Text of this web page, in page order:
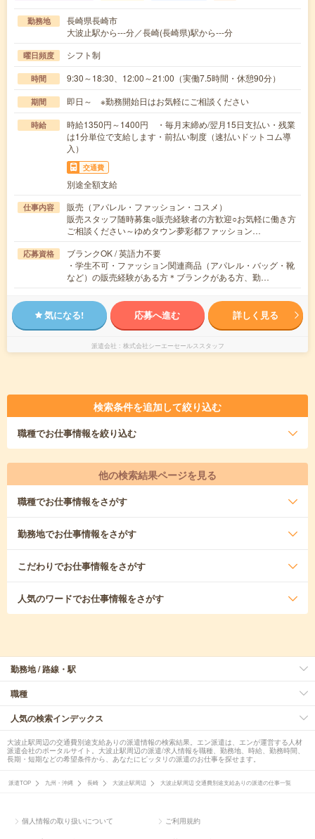
勤務地
長崎県長崎市
大波止駅から---分／長崎(長崎県)駅から---分
曜日頻度 シフト制
時間 9:30～18:30、12:00～21:00（実働7.5時間・休憩90分）
期間 即日～ ※勤務開始日はお気軽にご相談ください
時給
時給1350円～1400円 ・毎月末締め/翌月15日支払い・残業
は1分単位で支給します・前払い制度（速払いドットコム導
入）
交通費
別途全額支給
仕事内容
販売（アパレル・ファッション・コスメ）
販売スタッフ随時募集○販売経験者の方歓迎○お気軽に働き方
ご相談ください～ゆめタウン夢彩都ファッション…
応募資格
ブランクOK / 英語力不要
・学生不可・ファッション関連商品（アパレル・バッグ・靴
など）の販売経験がある方＊ブランクがある方、勤…
気になる! 応募へ進む 詳しく見る
派遣会社 株式会社シーエーセールススタッフ
検索条件を追加して絞り込む
職種でお仕事情報を絞り込む
他の検索結果ページを見る
職種でお仕事情報をさがす
勤務地でお仕事情報をさがす
こだわりでお仕事情報をさがす
人気のワードでお仕事情報をさがす
勤務地 / 路線・駅
職種
人気の検索インデックス
大波止駅周辺の交通費別途支給ありの派遣情報の検索結果。エン派遣は、エンが運営する人材
派遣会社のポータルサイト。大波止駅周辺の派遣/求人情報を職種、勤務地、時給、勤務時間、
長期・短期などの希望条件から、あなたにピッタリの派遣のお仕事を探せます。
派遣TOP 九州・沖縄 長崎 大波止駅周辺 大波止駅周辺 交通費別途支給ありの派遣の仕事一覧
個人情報の取り扱いについて ご利用規約